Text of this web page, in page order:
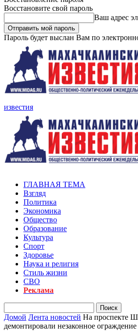
Восстановите свой пароль
Ваш адрес
Пароль будет выслан Вам по
известия
ГЛАВНАЯ ТЕМА
Взгляд
Политика
Экономика
Общество
Образование
Культура
Спорт
Здоровье
Наука и религия
Стиль жизни
СВО
Реклама
Домой Лента новостей На проспекте
демонтировали незаконное ограждение